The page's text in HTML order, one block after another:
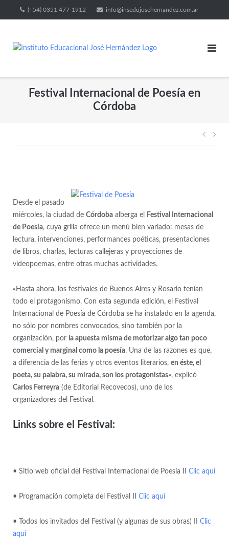
(+54) 0351 477-1912 info@insedujosehernandez.com.ar
Festival Internacional de Poesía en
Córdoba
Desde el pasado
miércoles, la ciudad de Córdobaalberga el
Festival Internacional
de Poesía, cuya grilla ofrece un menú bien variado: mesas de
lectura, intervenciones, performances poéticas, presentaciones
de libros, charlas, lecturas callejeras y proyecciones de
videopoemas, entre otras muchas actividades.
«Hasta ahora, los festivales de Buenos Aires y Rosario tenían
todo el protagonismo. Con esta segunda edición, el Festival
Internacional de Poesía de Córdoba se ha instalado en la agenda,
no sólo por nombres convocados, sino también por la
organización, por la apuesta misma de motorizar algo tan poco
comercial y marginal como la poesía. Una de las razones es que,
a diferencia de las ferias y otros eventos literarios, en éste, el
poeta, su palabra, su mirada, son los protagonistas», explicó
Carlos Ferreyra(de Editorial Recovecos), uno de los
organizadores del Festival.
Links sobre el Festival:
• Sitio web oficial del Festival Internacional de Poesía II Clic aquí
• Programación completa del Festival II Clic aquí
• Todos los invitados del Festival (y algunas de sus obras) II Clic
aquí